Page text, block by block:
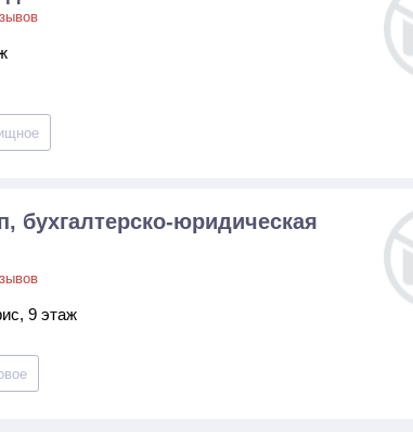
бухгалтерско-юридическая
9 этаж